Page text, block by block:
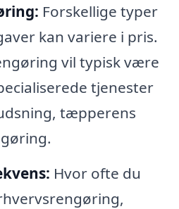
Forskellige typer
kan variere i pris.
vil typisk være
tjenester
tæpperens
Hvor ofte du